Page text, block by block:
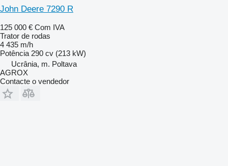
John Deere 7290 R
125 000 € Com IVA
Trator de rodas
4 435 m/h
Potência 290 cv (213 kW)
Ucrânia, m. Poltava
AGROX
Contacte o vendedor